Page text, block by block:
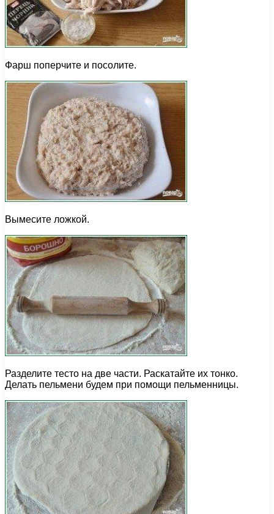
Фарш поперчите и посолите.
Вымесите ложкой.
Разделите тесто на две части. Раскатайте их тонко.
Делать пельмени будем при помощи пельменницы.